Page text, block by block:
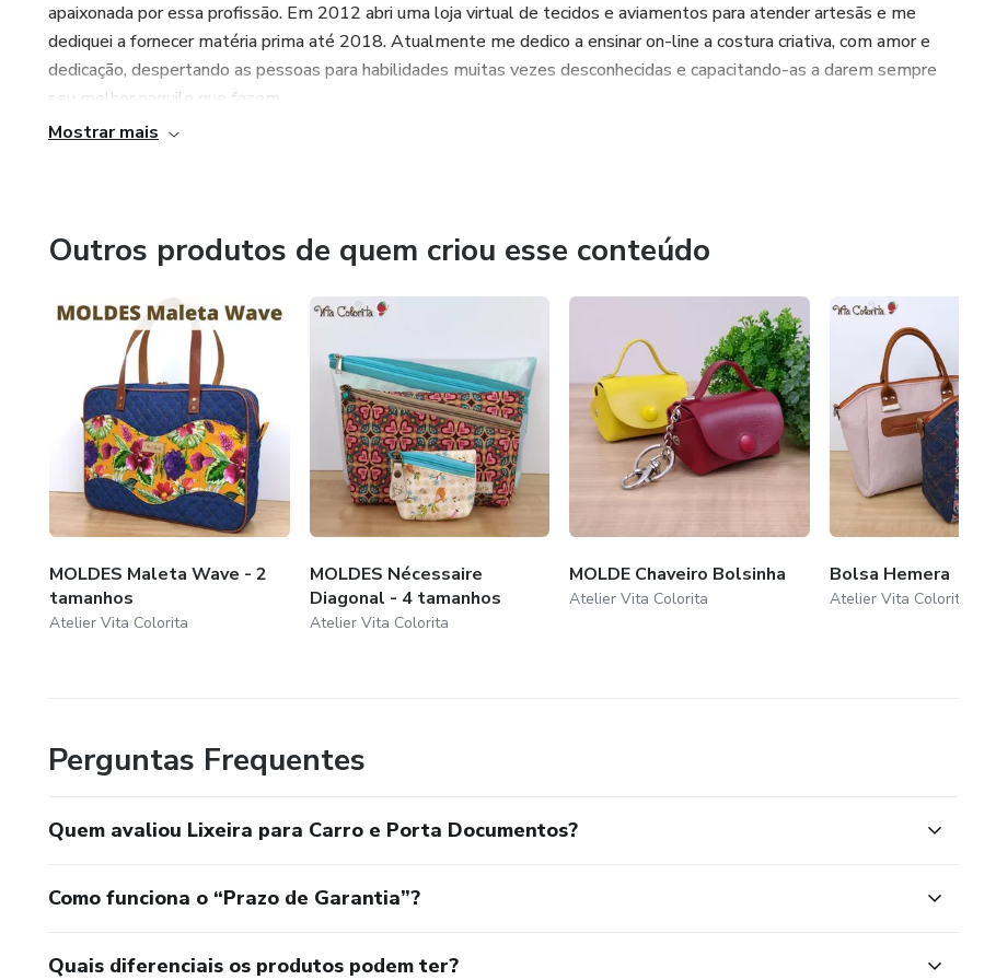
apaixonada por essa profissão. Em 2012 abri uma loja virtual de tecidos e aviamentos para atender artesãs e me
dediquei a fornecer matéria prima até 2018. Atualmente me dedico a ensinar on-line a costura criativa, com amor e
dedicação, despertando as pessoas para habilidades muitas vezes desconhecidas e capacitando-as a darem sempre
seu melhor naquilo que fazem.
Mostrar mais
Outros produtos de quem criou esse conteúdo
MOLDES Maleta Wave - 2
tamanhos
Atelier Vita Colorita
MOLDES Nécessaire
Diagonal - 4 tamanhos
Atelier Vita Colorita
MOLDE Chaveiro Bolsinha
Atelier Vita Colorita
Bolsa Hemera
Atelier Vita Colorita
Perguntas Frequentes
Quem avaliou Lixeira para Carro e Porta Documentos?
Como funciona o “Prazo de Garantia”?
Quais diferenciais os produtos podem ter?